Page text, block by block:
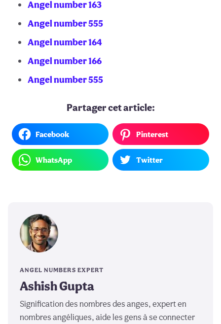
Angel number 163
Angel number 555
Angel number 164
Angel number 166
Angel number 555
Partager cet article:
Facebook Pinterest
WhatsApp Twitter
ANGEL NUMBERS EXPERT
Ashish Gupta
Signification des nombres des anges, expert en
nombres angéliques, aide les gens à se connecter